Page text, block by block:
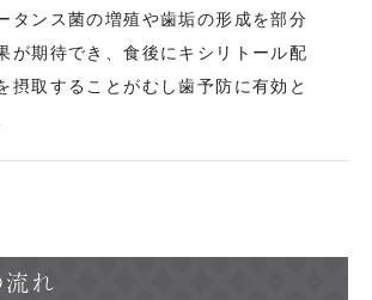
タンス菌の増殖や歯垢の形成を部分
が期待でき、食後にキシリトール配
摂取することがむし歯予防に有効と
れ